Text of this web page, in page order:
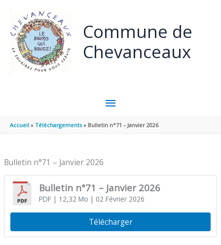
Commune de
Chevanceaux
MENU
PRINCIPAL
Accueil Téléchargements Bulletin n°71 – Janvier 2026
Bulletin n°71 – Janvier 2026
Bulletin n°71 – Janvier 2026
PDF| 12,32 Mo | 02 Février 2026
Télécharger